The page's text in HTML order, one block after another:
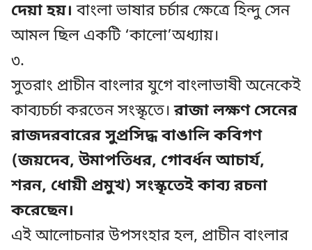
দেয়া হয়। বাংলা ভাষার চর্চার ক্ষেত্রে হিন্দু সেন
আমল ছিল একটি ‘কালো’অধ্যায়।
৩.
সুতরাং প্রাচীন বাংলার যুগে বাংলাভাষী অনেকেই
কাব্যচর্চা করতেন সংস্কৃতে।রাজা লক্ষণ সেনের
রাজদরবারের সুপ্রসিদ্ধ বাঙালি কবিগণ
(জয়দেব, উমাপতিধর, গোবর্ধন আচার্য,
শরন, ধোয়ী প্রমুখ) সংস্কৃতেই কাব্য রচনা
করেছেন।
এই আলোচনার উপসংহার হল, প্রাচীন বাংলার